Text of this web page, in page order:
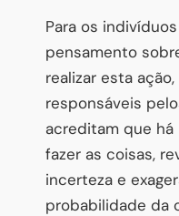
Para os
pensamento
realizar esta
responsáveis
acreditam que
fazer as coisas,
incerteza e
probabilidade da